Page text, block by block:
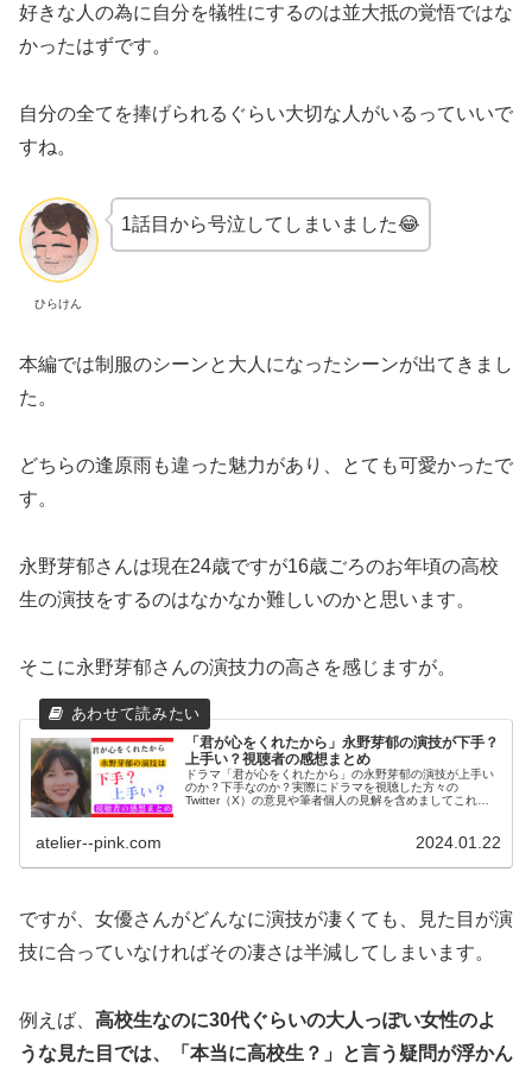
好きな人の為に自分を犠牲にするのは並大抵の覚悟ではな
かったはずです。
自分の全てを捧げられるぐらい大切な人がいるっていいで
すね。
ひらけん
1話目から号泣してしまいました😂
本編では制服のシーンと大人になったシーンが出てきまし
た。
どちらの逢原雨も違った魅力があり、とても可愛かったで
す。
永野芽郁さんは現在24歳ですが16歳ごろのお年頃の高校
生の演技をするのはなかなか難しいのかと思います。
そこに永野芽郁さんの演技力の高さを感じますが。
「君が心をくれたから」永野芽郁の演技が下手？
上手い？視聴者の感想まとめ
ドラマ「君が心をくれたから」の永野芽郁の演技が上手い
のか？下手なのか？実際にドラマを視聴した方々の
Twitter（X）の意見や筆者個人の見解を含めましてこれま
atelier--pink.com 2024.01.22
ですが、女優さんがどんなに演技が凄くても、見た目が演
技に合っていなければその凄さは半減してしまいます。
例えば、 高校生なのに30代ぐらいの大人っぽい女性のよ
うな見た目では、「本当に高校生？」と言う疑問が浮かん